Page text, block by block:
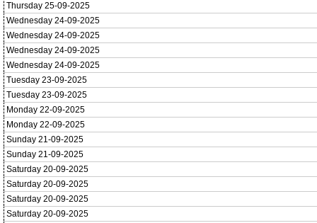
Thursday 25-09-2025
Wednesday 24-09-2025
Wednesday 24-09-2025
Wednesday 24-09-2025
Wednesday 24-09-2025
Tuesday 23-09-2025
Tuesday 23-09-2025
Monday 22-09-2025
Monday 22-09-2025
Sunday 21-09-2025
Sunday 21-09-2025
Saturday 20-09-2025
Saturday 20-09-2025
Saturday 20-09-2025
Saturday 20-09-2025